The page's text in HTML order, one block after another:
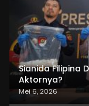
Sianida Filipina
Aktornya?
Mei 6, 2026